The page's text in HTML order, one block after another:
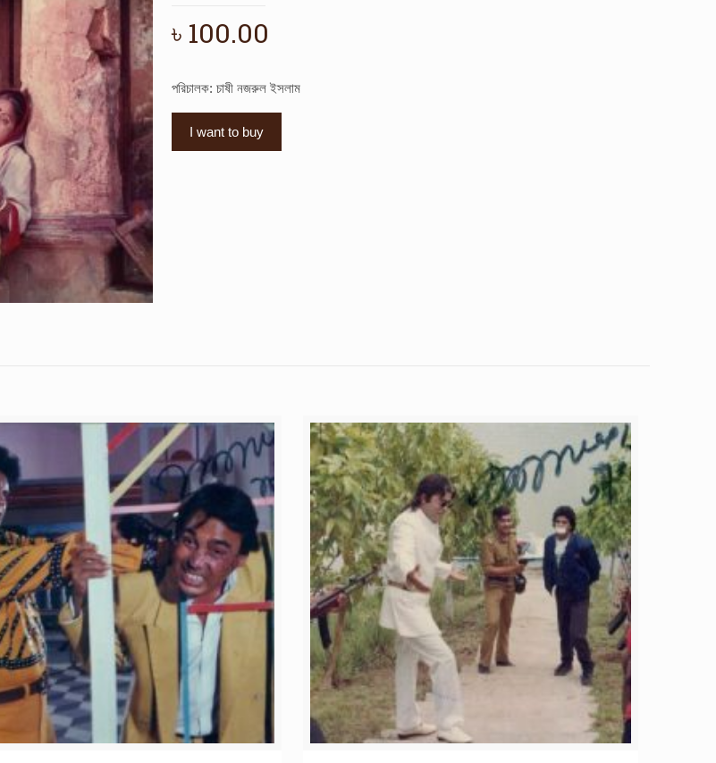
৳ 100.00
পরিচালক: চাষী নজরুল ইসলাম
I want to buy